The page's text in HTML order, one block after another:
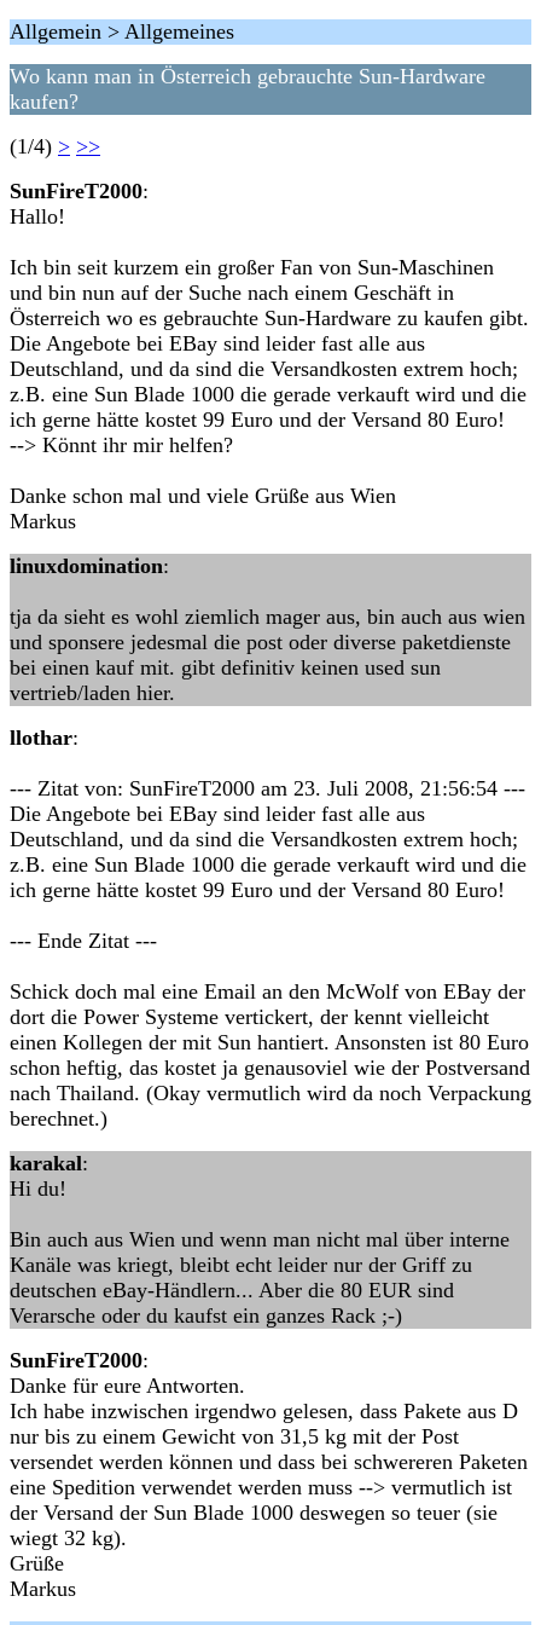
Allgemein > Allgemeines
Wo kann man in Österreich gebrauchte Sun-Hardware
kaufen?
(1/4) > >>
SunFireT2000:
Hallo!
Ich bin seit kurzem ein großer Fan von Sun-Maschinen
und bin nun auf der Suche nach einem Geschäft in
Österreich wo es gebrauchte Sun-Hardware zu kaufen gibt.
Die Angebote bei EBay sind leider fast alle aus
Deutschland, und da sind die Versandkosten extrem hoch;
z.B. eine Sun Blade 1000 die gerade verkauft wird und die
ich gerne hätte kostet 99 Euro und der Versand 80 Euro!
--> Könnt ihr mir helfen?
Danke schon mal und viele Grüße aus Wien
Markus
linuxdomination:
tja da sieht es wohl ziemlich mager aus, bin auch aus wien
und sponsere jedesmal die post oder diverse paketdienste
bei einen kauf mit. gibt definitiv keinen used sun
vertrieb/laden hier.
llothar:
--- Zitat von: SunFireT2000 am 23. Juli 2008, 21:56:54 ---
Die Angebote bei EBay sind leider fast alle aus
Deutschland, und da sind die Versandkosten extrem hoch;
z.B. eine Sun Blade 1000 die gerade verkauft wird und die
ich gerne hätte kostet 99 Euro und der Versand 80 Euro!
--- Ende Zitat ---
Schick doch mal eine Email an den McWolf von EBay der
dort die Power Systeme vertickert, der kennt vielleicht
einen Kollegen der mit Sun hantiert. Ansonsten ist 80 Euro
schon heftig, das kostet ja genausoviel wie der Postversand
nach Thailand. (Okay vermutlich wird da noch Verpackung
berechnet.)
karakal:
Hi du!
Bin auch aus Wien und wenn man nicht mal über interne
Kanäle was kriegt, bleibt echt leider nur der Griff zu
deutschen eBay-Händlern... Aber die 80 EUR sind
Verarsche oder du kaufst ein ganzes Rack ;-)
SunFireT2000:
Danke für eure Antworten.
Ich habe inzwischen irgendwo gelesen, dass Pakete aus D
nur bis zu einem Gewicht von 31,5 kg mit der Post
versendet werden können und dass bei schwereren Paketen
eine Spedition verwendet werden muss --> vermutlich ist
der Versand der Sun Blade 1000 deswegen so teuer (sie
wiegt 32 kg).
Grüße
Markus